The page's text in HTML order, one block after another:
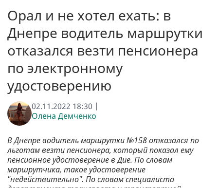
Орал и не хотел ехать: в
Днепре водитель маршрутки
отказался везти пенсионера
по электронному
удостоверению
02.11.2022 18:30 |
Олена Демченко
В Днепре водитель маршрутки №158 отказался по
льготам везти пенсионера, который показал ему
пенсионное удостоверение в Дие. По словам
маршрутчика, такое удостоверение
"недействительно". По словам специалиста